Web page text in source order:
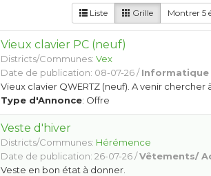
Liste Grille Montrer 5
Vieux clavier PC (neuf)
Districts/Communes:Vex
Date de publication: 08-07-26 /Informatique
Vieux clavier QWERTZ (neuf). A venir chercher
Type d'Annonce: Offre
Veste d'hiver
Districts/Communes: Hérémence
Date de publication: 26-07-26 /Vêtements/
Veste en bon état à donner.